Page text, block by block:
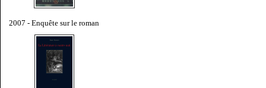
2007 - Enquête sur le roman